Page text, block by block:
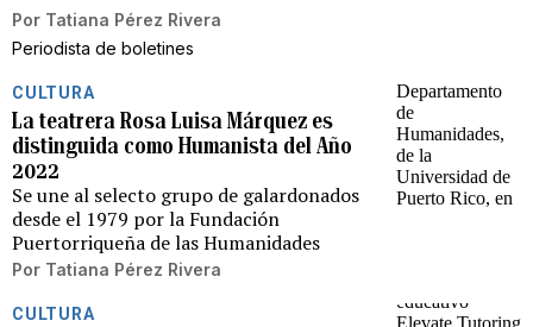
Por Tatiana Pérez Rivera
Periodista de boletines
CULTURA
La teatrera Rosa Luisa Márquez es
distinguida como Humanista del Año
2022
Se une al selecto grupo de galardonados
desde el 1979 por la Fundación
Puertorriqueña de las Humanidades
Por Tatiana Pérez Rivera
CULTURA